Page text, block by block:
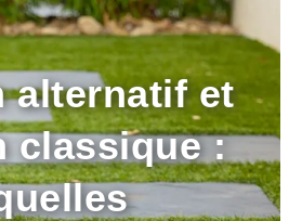
alternatif et
classique :